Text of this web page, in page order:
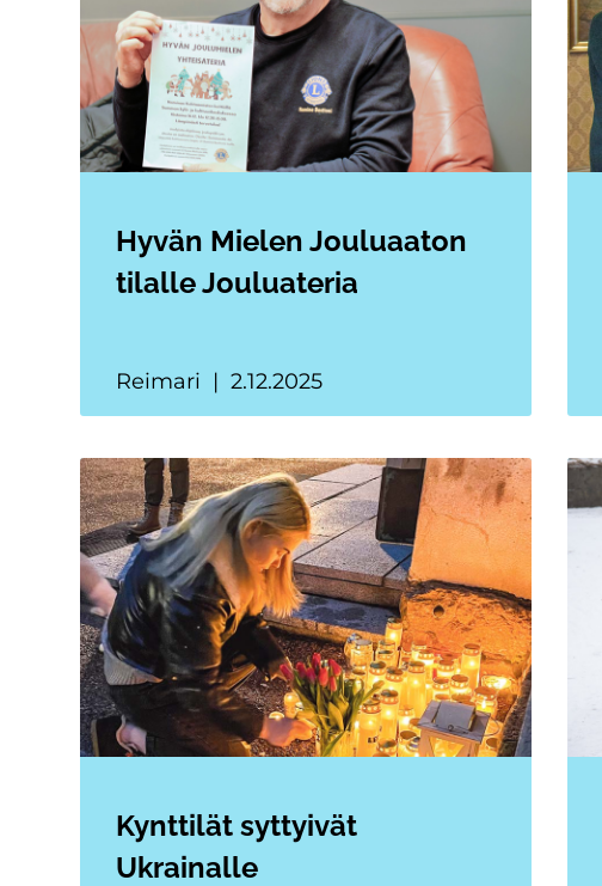
Hyvän Mielen Jouluaaton
tilalle Jouluateria
Reimari 2.12.2025
Kynttilät syttyivät
Ukrainalle